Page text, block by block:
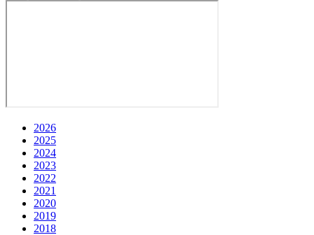
2026
2025
2024
2023
2022
2021
2020
2019
2018